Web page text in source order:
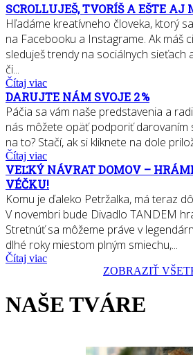
SCROLLUJEŠ, TVORÍŠ A EŠTE AJ
Hľadáme kreatívneho človeka, ktorý
na Facebooku a Instagrame. Ak máš
sleduješ trendy na sociálnych sieťach
či...
Čítaj viac
DARUJTE NÁM SVOJE 2 %
Páčia sa vám naše predstavenia a
nás môžete opäť podporiť darovaním
na to? Stačí, ak si kliknete na dole
Čítaj viac
VEĽKÝ NÁVRAT DOMOV –
VÉČKU!
Komu je ďaleko Petržalka, má teraz
V novembri bude Divadlo TANDEM
Stretnúť sa môžeme práve v
dlhé roky miestom plným smiechu,...
Čítaj viac
ZOBRAZIŤ
NAŠE TVÁRE